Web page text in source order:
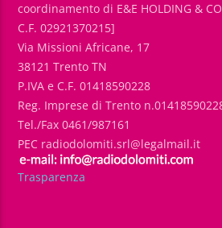
coordinamento di E&E HOLDING &
C.F. 02921370215]
Via Missioni Africane, 17
38121 Trento TN
P.IVA e C.F. 01418590228
Reg. Imprese di Trento
Tel./Fax 0461/987161
PEC radiodolomiti.srl@legalmail.it
Trasparenza